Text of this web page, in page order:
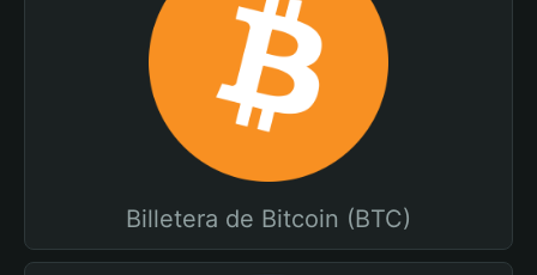
Billetera de Bitcoin (BTC)